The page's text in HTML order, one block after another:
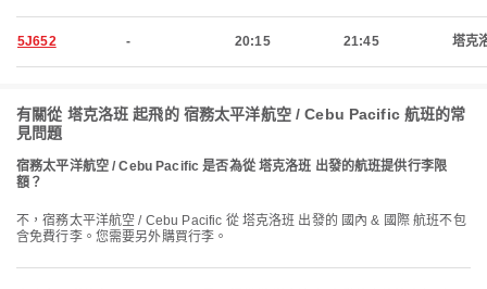
5J652 - 20:15 21:45 塔克
有關從 塔克洛班 起飛的 宿務太平洋航空 / Cebu Pacific 航班的常
見問題
宿務太平洋航空 / Cebu Pacific 是否為從 塔克洛班 出發的航班提供行李限
額？
不，宿務太平洋航空 / Cebu Pacific 從 塔克洛班 出發的 國內 & 國際 航班不包
含免費行李。您需要另外購買行李。